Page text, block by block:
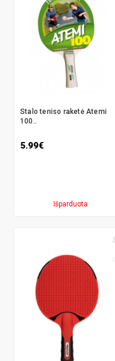
Stalo teniso raketė Atemi
100..
5.99€
Išparduota